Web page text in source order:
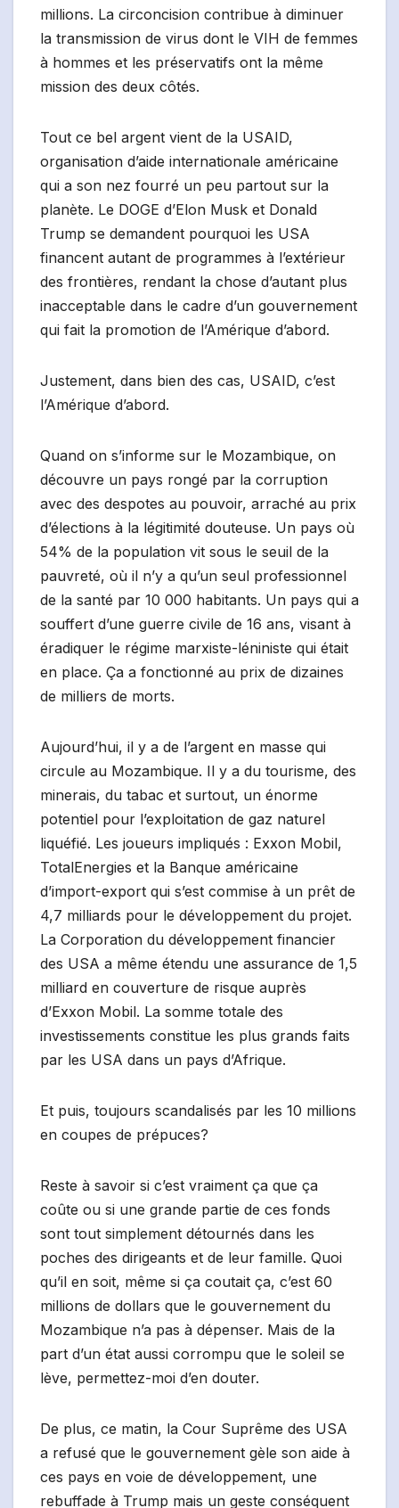
millions. La circoncision contribue à diminuer
la transmission de virus dont le VIH de femmes
à hommes et les préservatifs ont la même
mission des deux côtés.
Tout ce bel argent vient de la USAID,
organisation d’aide internationale américaine
qui a son nez fourré un peu partout sur la
planète. Le DOGE d’Elon Musk et Donald
Trump se demandent pourquoi les USA
financent autant de programmes à l’extérieur
des frontières, rendant la chose d’autant plus
inacceptable dans le cadre d’un gouvernement
qui fait la promotion de l’Amérique d’abord.
Justement, dans bien des cas, USAID, c’est
l’Amérique d’abord.
Quand on s’informe sur le Mozambique, on
découvre un pays rongé par la corruption
avec des despotes au pouvoir, arraché au prix
d’élections à la légitimité douteuse. Un pays où
54% de la population vit sous le seuil de la
pauvreté, où il n’y a qu’un seul professionnel
de la santé par 10 000 habitants. Un pays qui a
souffert d’une guerre civile de 16 ans, visant à
éradiquer le régime marxiste-léniniste qui était
en place. Ça a fonctionné au prix de dizaines
de milliers de morts.
Aujourd’hui, il y a de l’argent en masse qui
circule au Mozambique. Il y a du tourisme, des
minerais, du tabac et surtout, un énorme
potentiel pour l’exploitation de gaz naturel
liquéfié. Les joueurs impliqués : Exxon Mobil,
TotalEnergies et la Banque américaine
d’import-export qui s’est commise à un prêt de
4,7 milliards pour le développement du projet.
La Corporation du développement financier
des USA a même étendu une assurance de 1,5
milliard en couverture de risque auprès
d’Exxon Mobil. La somme totale des
investissements constitue les plus grands faits
par les USA dans un pays d’Afrique.
Et puis, toujours scandalisés par les 10 millions
en coupes de prépuces?
Reste à savoir si c’est vraiment ça que ça
coûte ou si une grande partie de ces fonds
sont tout simplement détournés dans les
poches des dirigeants et de leur famille. Quoi
qu’il en soit, même si ça coutait ça, c’est 60
millions de dollars que le gouvernement du
Mozambique n’a pas à dépenser. Mais de la
part d’un état aussi corrompu que le soleil se
lève, permettez-moi d’en douter.
De plus, ce matin, la Cour Suprême des USA
a refusé que le gouvernement gèle son aide à
ces pays en voie de développement, une
rebuffade à Trump mais un geste conséquent